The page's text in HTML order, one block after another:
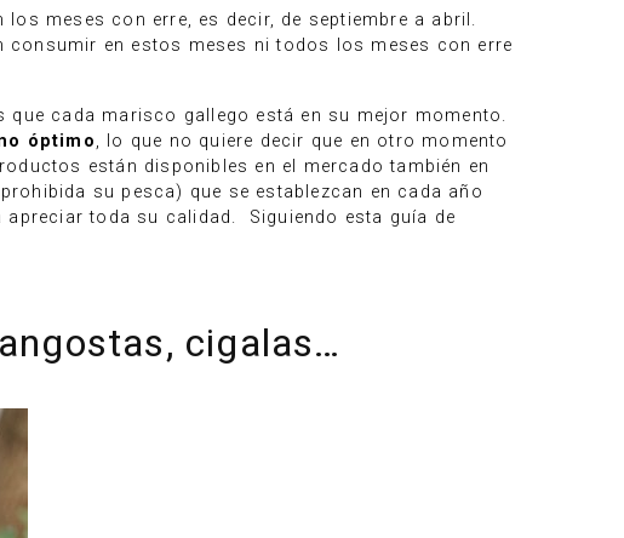
meses con erre, es decir, de septiembre a abril.
en estos meses ni todos los meses con erre
cada marisco gallego está en su mejor momento.
óptimo, lo que no quiere decir que en otro momento
están disponibles en el mercado también en
su pesca) que se establezcan en cada año
toda su calidad. Siguiendo esta guía de
cigalas…